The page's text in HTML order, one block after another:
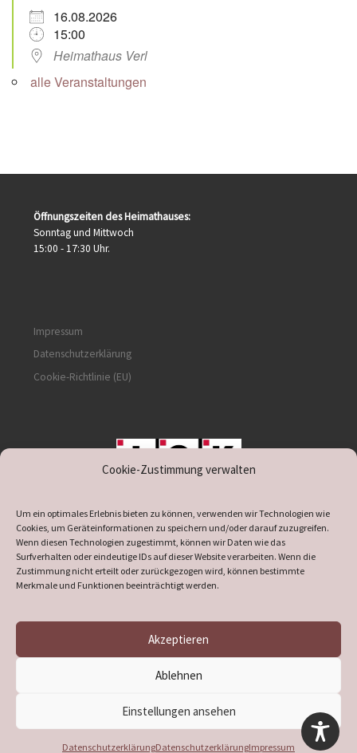
Cookie-Zustimmung verwalten
Um ein optimales Erlebnis bieten zu können, verwenden wir Technologien wie
Cookies, um Geräteinformationen zu speichern und/oder darauf zuzugreifen.
Wenn diesen Technologien zugestimmt, können wir Daten wie das
Surfverhalten oder eindeutige IDs auf dieser Website verarbeiten. Wenn die
Zustimmung nicht erteilt oder zurückgezogen wird, können bestimmte
Merkmale und Funktionen beeinträchtigt werden.
Akzeptieren
Ablehnen
Einstellungen ansehen
DatenschutzerklärungDatenschutzerklärungImpressum
16.08.2026
15:00
Heimathaus Verl
alle Veranstaltungen
Öffnungszeiten des Heimathauses:
Sonntag und Mittwoch
15:00 - 17:30 Uhr.
Impressum
Datenschutzerklärung
Cookie-Richtlinie (EU)
supported by DÖ
Heimatverein Verl– Alle Rechte vorbehalten